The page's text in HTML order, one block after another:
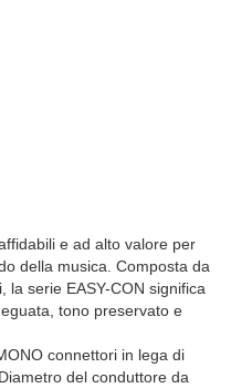
e ad alto valore per
della musica. Composta da
la serie EASY-CON significa
tono preservato e
connettori in lega di
del conduttore da